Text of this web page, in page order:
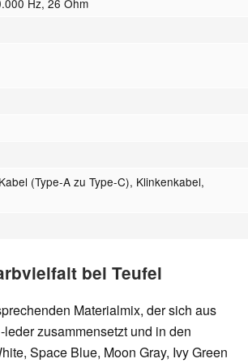
Hz, 26 Ohm
(Type-A zu Type-C), Klinkenkabel,
bei Teufel
Materialmix, der sich aus
zusammensetzt und in den
Space Blue, Moon Gray, Ivy Green